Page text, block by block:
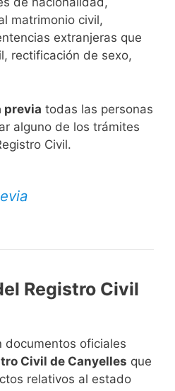
matrimonio civil,
extranjeras que
rectificación de sexo,
previa todas las personas
alguno de los trámites
Civil.​
Registro Civil
documentos oficiales
Civil de Canyelles que
relativos al estado